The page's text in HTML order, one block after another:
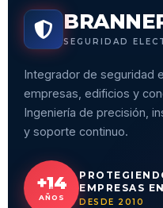
SEGURIDAD
Integrador de seguridad
empresas, edificios y
Ingeniería de precisión,
y soporte continuo.
+14
AÑOS
EMPRESAS
DESDE 2010